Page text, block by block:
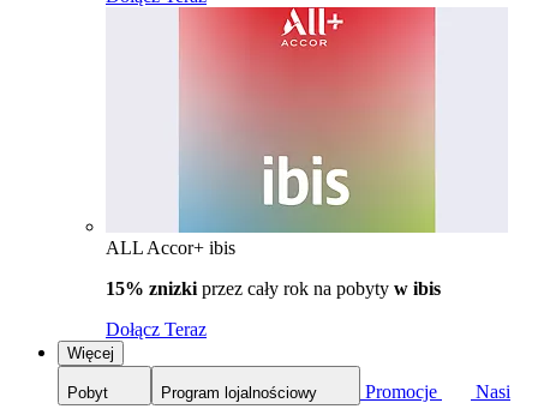
ALL Accor+ ibis
15% znizki przez cały rok na pobyty w ibis
Dołącz Teraz
Więcej
Pobyt Program lojalnościowy Promocje
Nasi